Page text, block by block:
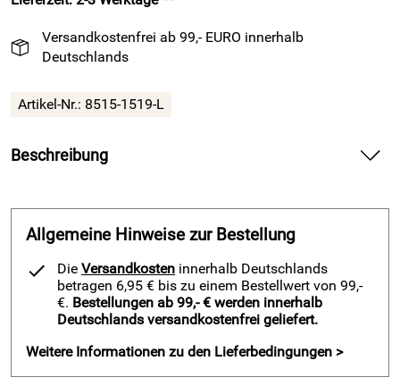
Versandkostenfrei ab 99,- EURO innerhalb
Deutschlands
Artikel-Nr.: 8515-1519-L
Beschreibung
schwarz/anthrazit — liefert atmungsaktiven Schutz und
klare Kontrolle im Strafraum.
Spüre die weiche Qualität auf deiner Haut und genieße ein
trockenes Tragegefühl von der ersten Parade an. Gewinne
Sicherheit bei Hechtsprüngen durch die integrierten
Ellenbogenprotektoren und bleibe dank QuickDry
markanten Design in Schwarz/Anthrazit ein starkes Signal
für Fokus und Teamgeist.
Allgemeine Hinweise zur Bestellung
Die Versandkosten innerhalb Deutschlands
betragen 6,95 € bis zu einem Bestellwert von 99,-
€. Bestellungen ab 99,- € werden innerhalb
Deutschlands versandkostenfrei geliefert.
Weitere Informationen zu den Lieferbedingungen >